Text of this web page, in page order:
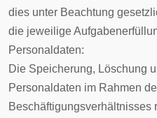
dies unter Beachtung
die jeweilige
Personaldaten:
Die Speicherung, Löschung
Personaldaten im Rahmen
Beschäftigungsverhältnisses